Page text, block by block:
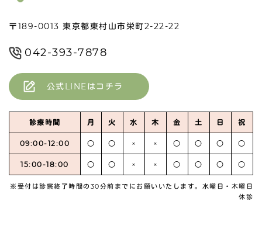
〒189-0013 東京都東村山市栄町2-22-22
042-393-7878
公式LINEはコチラ
診療時間 月 火 水 木 金 土 日 祝
09:00-12:00 ○ ○ × × ○ ○ ○ ○
15:00-18:00 ○ ○ × × ○ ○ ○ ○
※受付は診察終了時間の30分前までにお願いいたします。水曜日・木曜日
休診